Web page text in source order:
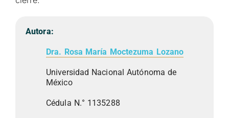
Autora:
Dra. Rosa María Moctezuma Lozano
Universidad Nacional Autónoma de
México
Cédula N.° 1135288